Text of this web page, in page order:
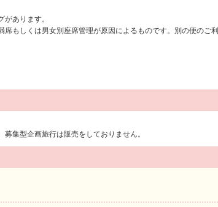
あります。
もしくは男女別座席管理が原因によるものです。別の便のご利
集型企画旅行は販売をしておりません。